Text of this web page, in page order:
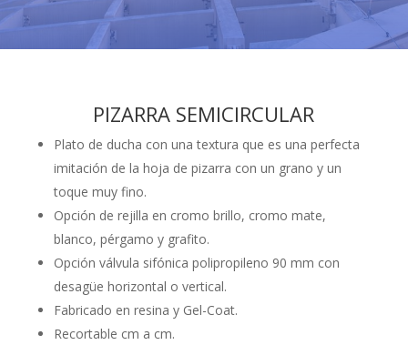
PIZARRA SEMICIRCULAR
Plato de ducha con una textura que es una perfecta
imitación de la hoja de pizarra con un grano y un
toque muy fino.
Opción de rejilla en cromo brillo, cromo mate,
blanco, pérgamo y grafito.
Opción válvula sifónica polipropileno 90 mm con
desagüe horizontal o vertical.
Fabricado en resina y Gel-Coat.
Recortable cm a cm.